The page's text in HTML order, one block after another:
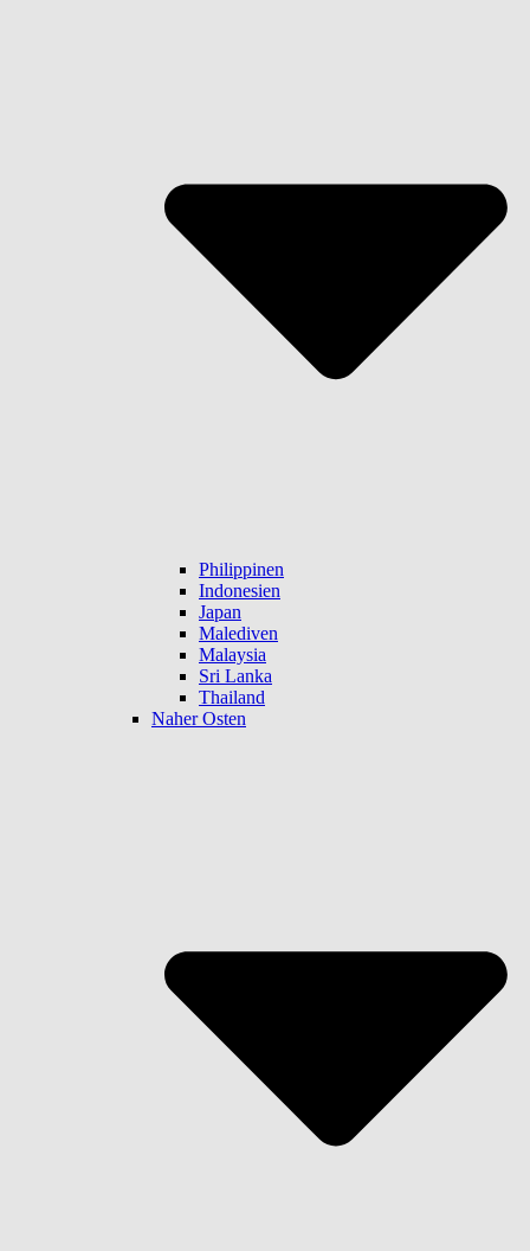
Philippinen
Indonesien
Japan
Malediven
Malaysia
Sri Lanka
Thailand
Naher Osten